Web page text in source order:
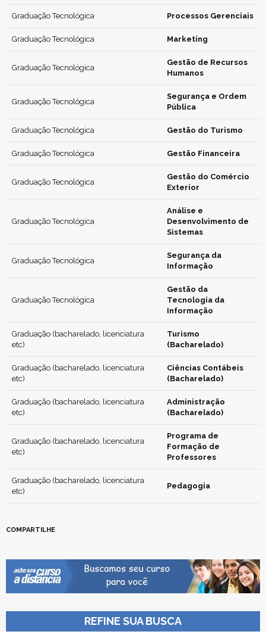
Graduação Tecnológica Processos Gerenciais
Graduação Tecnológica Marketing
Graduação Tecnológica
Gestão de Recursos
Humanos
Graduação Tecnológica
Segurança e Ordem
Pública
Graduação Tecnológica Gestão do Turismo
Graduação Tecnológica Gestão Financeira
Graduação Tecnológica
Gestão do Comércio
Exterior
Graduação Tecnológica
Análise e
Desenvolvimento de
Sistemas
Graduação Tecnológica
Segurança da
Informação
Graduação Tecnológica
Gestão da
Tecnologia da
Informação
Graduação (bacharelado, licenciatura
etc)
Turismo
(Bacharelado)
Graduação (bacharelado, licenciatura
etc)
Ciências Contábeis
(Bacharelado)
Graduação (bacharelado, licenciatura
etc)
Administração
(Bacharelado)
Graduação (bacharelado, licenciatura
etc)
Programa de
Formação de
Professores
Graduação (bacharelado, licenciatura
etc)
Pedagogia
COMPARTILHE
REFINE SUA BUSCA